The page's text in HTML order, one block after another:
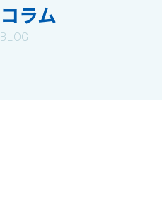
コラム
BLOG